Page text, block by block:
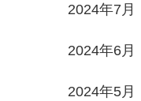
2024年7月
2024年6月
2024年5月